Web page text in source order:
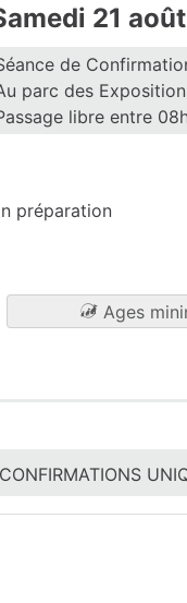
21
de
parc des
libre entre
préparation
Ages
CONFIRMATIONS